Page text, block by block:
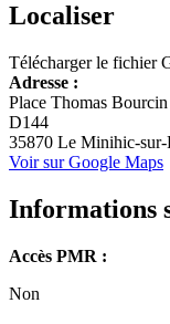
Localiser
+
−
Télécharger le fichier
Adresse :
Place Thomas Bourcin
D144
35870 Le Minihic-sur-
Voir sur Google Maps
Informations
Accès PMR :
Non